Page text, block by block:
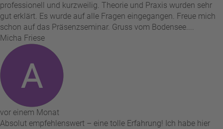
professionell und kurzweilig. Theorie und Praxis wurden sehr
gut erklärt. Es wurde auf alle Fragen eingegangen. Freue mich
schon auf das Präsenzseminar. Gruss vom Bodensee....
Micha Friese
vor einem Monat
Absolut empfehlenswert – eine tolle Erfahrung! Ich habe hier